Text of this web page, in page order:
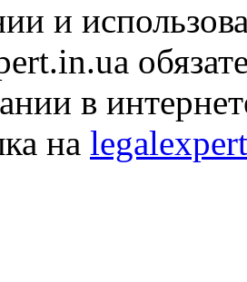
и
в
на